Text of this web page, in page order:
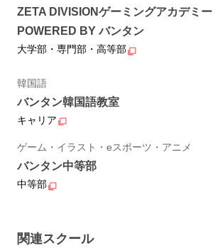
ZETA DIVISIONゲーミングアカデミー
POWERED BY バンタン
大学部・専門部・高等部
韓国語
バンタン韓国語教室
キャリア
ゲーム・イラスト・eスポーツ・アニメ
バンタン中等部
中等部
関連スクール